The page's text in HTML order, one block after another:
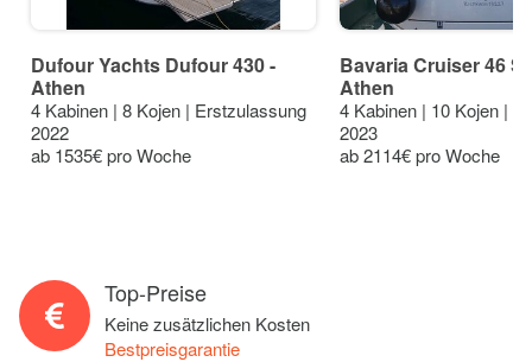
Dufour Yachts Dufour 430 -
Athen
4 Kabinen | 8 Kojen | Erstzulassung
2022
ab 1535€ pro Woche
Bavaria Cruiser 46
Athen
4 Kabinen | 10 Kojen |
2023
ab 2114€ pro Woche
Top-Preise
Keine zusätzlichen Kosten
Bestpreisgarantie